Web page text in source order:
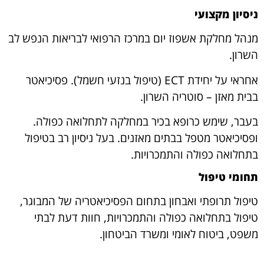
ניסיון מקצועי
מנהל מחלקת אשפוז יום במרכז הרפואי לבריאות הנפש לב
השרון.
אחראי על יחידת ECT (טיפול בנזעי חשמל). פסיכיאטר
בבית מאזן – סוטריה השרון.
בעבר, שימש כרופא בכיר במחלקה לתחלואה כפולה.
ופסיכיאטר מטפל בבתים מאזנים. בעל ניסיון רב בטיפול
בתחלואה כפולה והתמכרויות.
תחומי טיפול
טיפול תרופתי ואבחון בתחום הפסיכיאטריה של המבוגר,
טיפול בתחלואה כפולה והתמכרויות, חוות דעת לבתי
משפט, ביטוח לאומי ומשרד הביטחון.